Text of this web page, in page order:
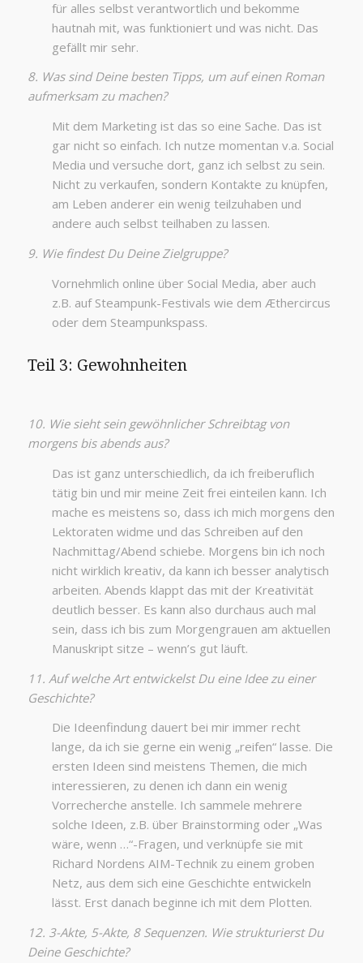
für alles selbst verantwortlich und bekomme
hautnah mit, was funktioniert und was nicht. Das
gefällt mir sehr.
8. Was sind Deine besten Tipps, um auf einen Roman
aufmerksam zu machen?
Mit dem Marketing ist das so eine Sache. Das ist
gar nicht so einfach. Ich nutze momentan v.a. Social
Media und versuche dort, ganz ich selbst zu sein.
Nicht zu verkaufen, sondern Kontakte zu knüpfen,
am Leben anderer ein wenig teilzuhaben und
andere auch selbst teilhaben zu lassen.
9. Wie findest Du Deine Zielgruppe?
Vornehmlich online über Social Media, aber auch
z.B. auf Steampunk-Festivals wie dem Æthercircus
oder dem Steampunkspass.
Teil 3: Gewohnheiten
10. Wie sieht sein gewöhnlicher Schreibtag von
morgens bis abends aus?
Das ist ganz unterschiedlich, da ich freiberuflich
tätig bin und mir meine Zeit frei einteilen kann. Ich
mache es meistens so, dass ich mich morgens den
Lektoraten widme und das Schreiben auf den
Nachmittag/Abend schiebe. Morgens bin ich noch
nicht wirklich kreativ, da kann ich besser analytisch
arbeiten. Abends klappt das mit der Kreativität
deutlich besser. Es kann also durchaus auch mal
sein, dass ich bis zum Morgengrauen am aktuellen
Manuskript sitze – wenn’s gut läuft.
11. Auf welche Art entwickelst Du eine Idee zu einer
Geschichte?
Die Ideenfindung dauert bei mir immer recht
lange, da ich sie gerne ein wenig „reifen“ lasse. Die
ersten Ideen sind meistens Themen, die mich
interessieren, zu denen ich dann ein wenig
Vorrecherche anstelle. Ich sammele mehrere
solche Ideen, z.B. über Brainstorming oder „Was
wäre, wenn …“-Fragen, und verknüpfe sie mit
Richard Nordens AIM-Technik zu einem groben
Netz, aus dem sich eine Geschichte entwickeln
lässt. Erst danach beginne ich mit dem Plotten.
12. 3-Akte, 5-Akte, 8 Sequenzen. Wie strukturierst Du
Deine Geschichte?